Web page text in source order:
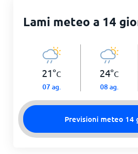
Lami meteo a 14
21°C
07 ag.
24°C
08 ag.
Previsioni meteo 14